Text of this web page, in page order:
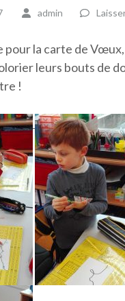
admin
pour la carte de
leurs bouts de
!